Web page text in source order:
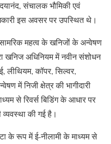
संचालक भौमिकी एवं
इस अवसर पर उपस्थित थे।
महत्व के खनिजों के अन्वेषण
खनिज अधिनियम में नवीन संशोधन
कॉपर, सिल्वर,
में निजी क्षेत्र की भागीदारी
से रिवर्स बिडिंग के आधार पर
की गई है।
के रूप में ई-नीलामी के माध्यम से